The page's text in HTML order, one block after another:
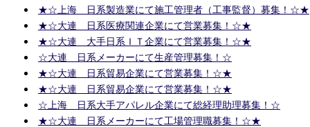
★☆上海 日系製造業にて施工管理者（工事監督）募集！☆★
★☆大連 日系医療関連企業にて営業募集！☆★
★☆大連 大手日系ＩＴ企業にて営業募集！☆★
☆大連 日系メーカーにて生産管理募集！☆
★☆大連 日系貿易企業にて営業募集！☆★
★☆大連 日系貿易企業にて営業募集！☆★
☆上海 日系大手アパレル企業にて総経理助理募集！☆
★☆大連 日系メーカーにて工場管理職募集！☆★